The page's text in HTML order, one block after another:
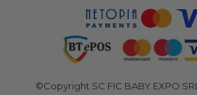
©Copyright SC FIC BABY EXPO